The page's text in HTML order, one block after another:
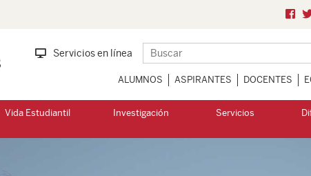
Servicios en línea
ALUMNOS ASPIRANTES DOCENTES
Vida Estudiantil Investigación Servicios